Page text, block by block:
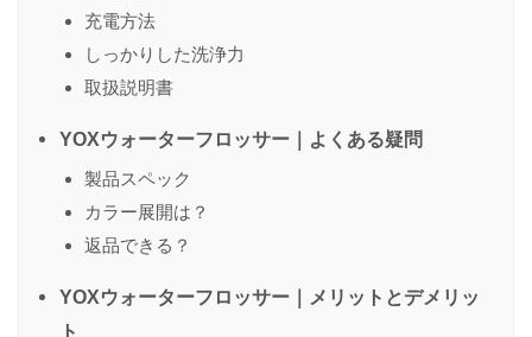
充電方法
しっかりした洗浄力
取扱説明書
YOXウォーターフロッサー｜よくある疑問
製品スペック
カラー展開は？
返品できる？
YOXウォーターフロッサー｜メリットとデメリッ
ト